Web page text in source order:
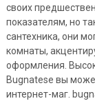
своих
показателям, но
сантехника, они
комнаты,
оформления.
Bugnatese вы
интернет-маг.